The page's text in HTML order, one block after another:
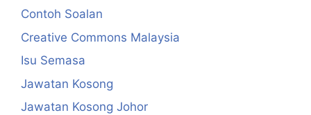
Contoh Soalan
Creative Commons Malaysia
Isu Semasa
Jawatan Kosong
Jawatan Kosong Johor